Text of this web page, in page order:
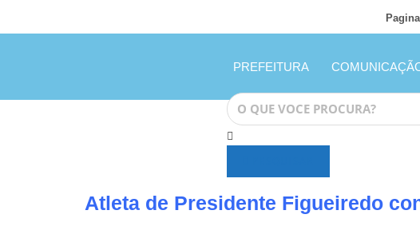
PREFEITURA
Atleta de Presidente Figueiredo